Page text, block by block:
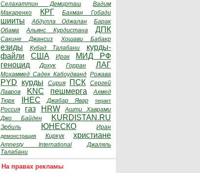
Селахаттин Демирташ
Вадим
Макаренко
КРГ Бахман Гобади
шииты Абдулла Оджалан
Барак
Обама
Альянс Курдистана ДПК
Сакине Джансиз Хошави Бабакр
езиды Кубад Талабани
курды-
файли
США Ирак
МИД РФ
геноцид
Дохук Горран ЛАГ
Мохаммед Садек Кабоудванд Рожава
PYD курды Сирия ПСК
Сергей
Лавров
KNC пешмерга
Ахмед
Тюрк
IHEC Джабар Явар теракт
Россия газ HRW
Ашти Хаврами
Джо Байден
KURDISTAN.RU
Эрбиль ЮНЕСКО Иран
демонстрация Киркук христиане
Amnesty International
Джаляль
Талабани
На правах рекламы